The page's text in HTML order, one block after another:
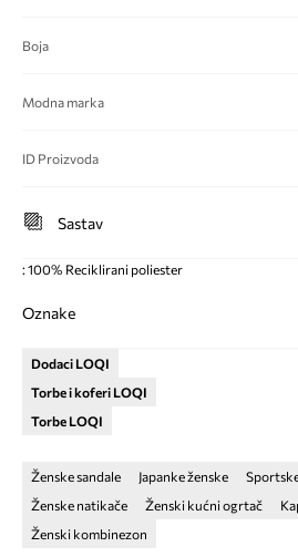
Boja
Modna marka
ID Proizvoda
Sastav
: 100% Reciklirani poliester
Oznake
Dodaci LOQI
Torbe i koferi LOQI
Torbe LOQI
Ženske sandale Japanke ženske
Ženske natikače
Ženski kućni ogrtač
Ženski kombinezon